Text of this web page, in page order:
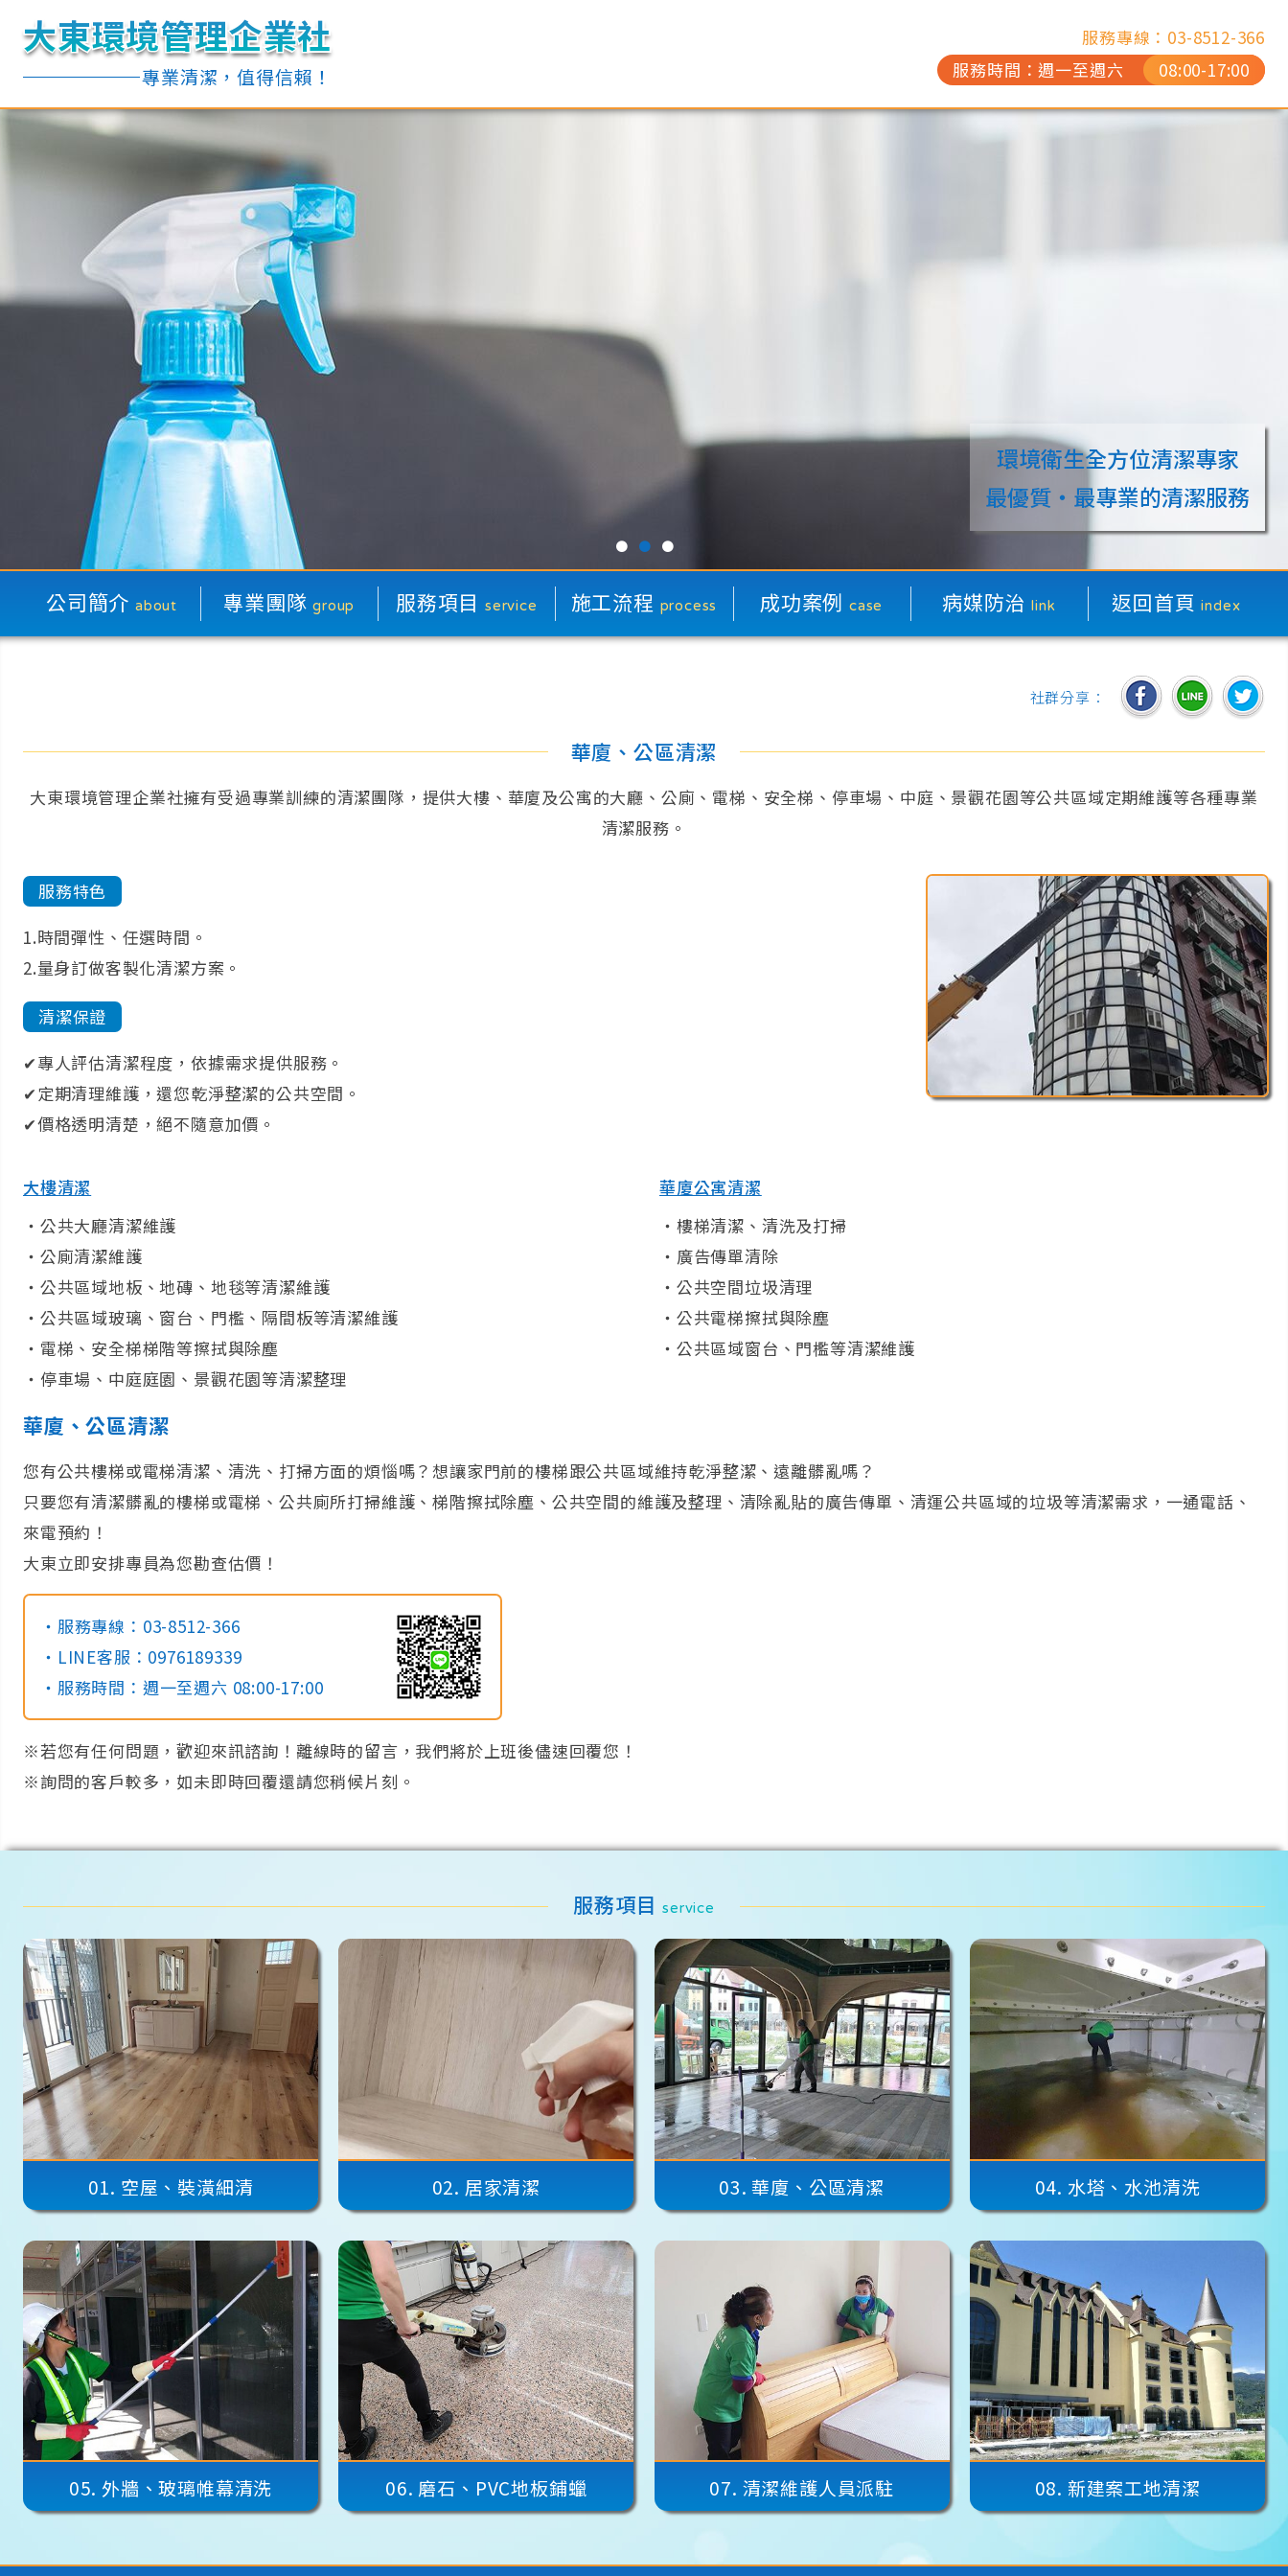
大東環境管理企業社
大東環境管理企業社
專業清潔，值得信賴！
服務專線：03-8512-366
服務時間：週一至週六
08:00-17:00
環境衛生全方位清潔專家
最優質‧最專業的清潔服務
● ● ●
公司簡介 about 專業團隊 group 服務項目 service
華廈公區清潔
水塔水池清洗
施工流程 process 成功案例 case 病媒防治 link 返回首頁 index
社群分享：
華廈、公區清潔
大東環境管理企業社擁有受過專業訓練的清潔團隊，提供大樓、華廈及公寓的大廳、公廁、電梯、安全梯、停車場、中庭、景觀花園等公共區域定期維護等各種專業
清潔服務。
服務特色
1.時間彈性、任選時間。
2.量身訂做客製化清潔方案。
清潔保證
✔專人評估清潔程度，依據需求提供服務。
✔定期清理維護，還您乾淨整潔的公共空間。
✔價格透明清楚，絕不隨意加價。
大樓清潔
‧公共大廳清潔維護
‧公廁清潔維護
‧公共區域地板、地磚、地毯等清潔維護
‧公共區域玻璃、窗台、門檻、隔間板等清潔維護
‧電梯、安全梯梯階等擦拭與除塵
‧停車場、中庭庭園、景觀花園等清潔整理
華廈公寓清潔
‧樓梯清潔、清洗及打掃
‧廣告傳單清除
‧公共空間垃圾清理
‧公共電梯擦拭與除塵
‧公共區域窗台、門檻等清潔維護
華廈、公區清潔
您有公共樓梯或電梯清潔、清洗、打掃方面的煩惱嗎？想讓家門前的樓梯跟公共區域維持乾淨整潔、遠離髒亂嗎？
只要您有清潔髒亂的樓梯或電梯、公共廁所打掃維護、梯階擦拭除塵、公共空間的維護及整理、清除亂貼的廣告傳單、清運公共區域的垃圾等清潔需求，一通電話、
來電預約！
大東立即安排專員為您勘查估價！
‧服務專線：03-8512-366
‧LINE客服：0976189339
‧服務時間：週一至週六 08:00-17:00
※若您有任何問題，歡迎來訊諮詢！離線時的留言，我們將於上班後儘速回覆您！
※詢問的客戶較多，如未即時回覆還請您稍候片刻。
服務項目 service
01. 空屋、裝潢細清 02. 居家清潔 03. 華廈、公區清潔 04. 水塔、水池清洗
05. 外牆、玻璃帷幕清洗 06. 磨石、PVC地板鋪蠟 07. 清潔維護人員派駐 08. 新建案工地清潔
大東環境管理企業社
大東環境管理企業社
專業清潔，值得信賴！
服務專線：03-8512-366
服務時間：週一至週六
08:00-17:00